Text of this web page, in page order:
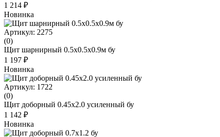
1 214 ₽
Новинка
Артикул: 2275
(0)
Щит шарнирный 0.5x0.5x0.9м бу
1 197 ₽
Новинка
Артикул: 1722
(0)
Щит доборный 0.45х2.0 усиленный бу
1 142 ₽
Новинка